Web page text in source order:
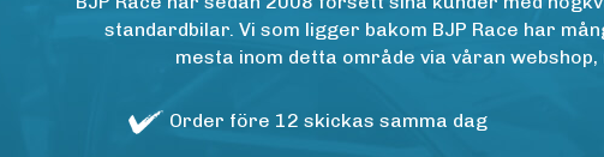
standardbilar. Vi som ligger bakom BJP Race har
mesta inom detta område via våran
Order före 12 skickas samma dag